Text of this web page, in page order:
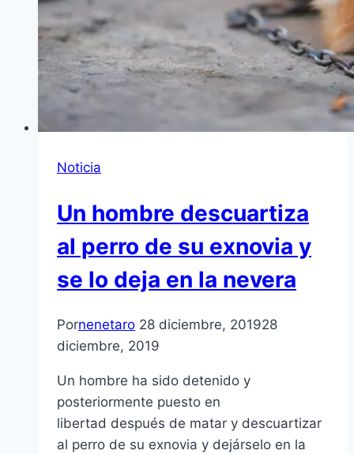
Noticia
Un hombre descuartiza
al perro de su exnovia y
se lo deja en la nevera
Pornenetaro 28 diciembre, 201928
diciembre, 2019
Un hombre ha sido detenido y
posteriormente puesto en
libertad después de matar y descuartizar
al perro de su exnovia y dejárselo en la